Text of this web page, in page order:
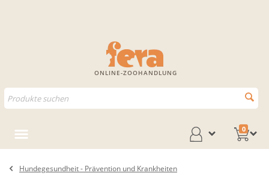
ONLINE-ZOOHANDLUNG
0
Hundegesundheit - Prävention und Krankheiten